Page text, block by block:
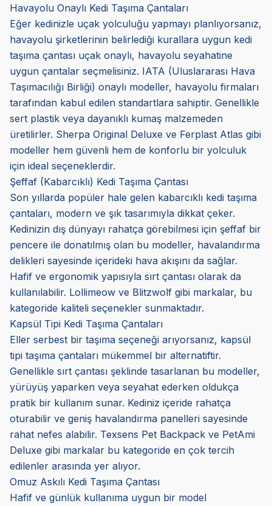
Havayolu Onaylı Kedi Taşıma Çantaları
Eğer kedinizle uçak yolculuğu yapmayı planlıyorsanız,
havayolu şirketlerinin belirlediği kurallara uygun kedi
taşıma çantası uçak onaylı, havayolu seyahatine
uygun çantalar seçmelisiniz. IATA (Uluslararası Hava
Taşımacılığı Birliği) onaylı modeller, havayolu firmaları
tarafından kabul edilen standartlara sahiptir. Genellikle
sert plastik veya dayanıklı kumaş malzemeden
üretilirler. Sherpa Original Deluxe ve Ferplast Atlas gibi
modeller hem güvenli hem de konforlu bir yolculuk
için ideal seçeneklerdir.
Şeffaf (Kabarcıklı) Kedi Taşıma Çantası
Son yıllarda popüler hale gelen kabarcıklı kedi taşıma
çantaları, modern ve şık tasarımıyla dikkat çeker.
Kedinizin dış dünyayı rahatça görebilmesi için şeffaf bir
pencere ile donatılmış olan bu modeller, havalandırma
delikleri sayesinde içerideki hava akışını da sağlar.
Hafif ve ergonomik yapısıyla sırt çantası olarak da
kullanılabilir. Lollimeow ve Blitzwolf gibi markalar, bu
kategoride kaliteli seçenekler sunmaktadır.
Kapsül Tipi Kedi Taşıma Çantaları
Eller serbest bir taşıma seçeneği arıyorsanız, kapsül
tipi taşıma çantaları mükemmel bir alternatiftir.
Genellikle sırt çantası şeklinde tasarlanan bu modeller,
yürüyüş yaparken veya seyahat ederken oldukça
pratik bir kullanım sunar. Kediniz içeride rahatça
oturabilir ve geniş havalandırma panelleri sayesinde
rahat nefes alabilir. Texsens Pet Backpack ve PetAmi
Deluxe gibi markalar bu kategoride en çok tercih
edilenler arasında yer alıyor.
Omuz Askılı Kedi Taşıma Çantası
Hafif ve günlük kullanıma uygun bir model